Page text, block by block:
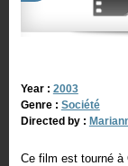
Year : 2003
Genre : Société
Directed by :
Ce film est tourné à